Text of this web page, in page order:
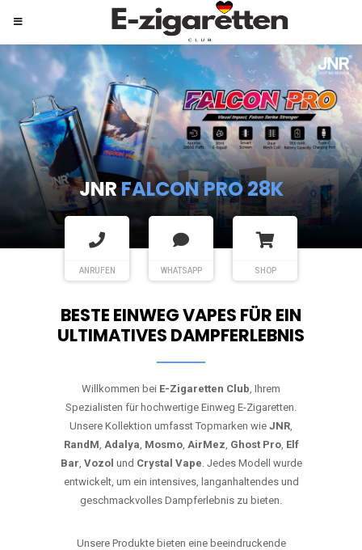
JNRSHISHA HOOKAH MAX
ANRUFEN WHATSAPP SHOP
BESTE EINWEG VAPES FÜR EIN
ULTIMATIVES DAMPFERLEBNIS
Willkommen bei E-Zigaretten Club, Ihrem
Spezialisten für hochwertige Einweg E-Zigaretten.
Unsere Kollektion umfasst Topmarken wie JNR,
RandM, Adalya, Mosmo, AirMez, Ghost Pro, Elf
Bar, Vozol und Crystal Vape. Jedes Modell wurde
entwickelt, um ein intensives, langanhaltendes und
geschmackvolles Dampferlebnis zu bieten.
Unsere Produkte bieten eine beeindruckende